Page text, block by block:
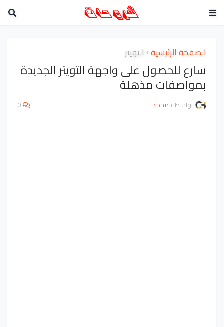
الصفحة الرئيسية التويتر
سارع للحصول على واجهة التويتر الجديدة
بمواصفات مذهلة
بواسطة محمد 0